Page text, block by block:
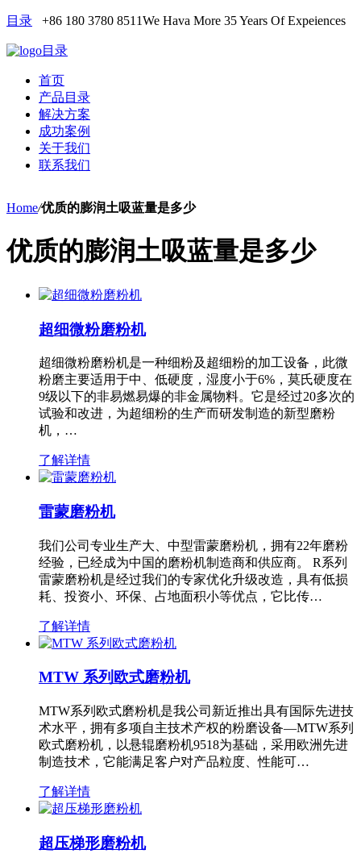
目录 +86 180 3780 8511We Hava More 35 Years Of Expeiences
目录
首页
产品目录
解决方案
成功案例
关于我们
联系我们
Home/优质的膨润土吸蓝量是多少
优质的膨润土吸蓝量是多少
超细微粉磨粉机
超细微粉磨粉机是一种细粉及超细粉的加工设备，此微
粉磨主要适用于中、低硬度，湿度小于6%，莫氏硬度在
9级以下的非易燃易爆的非金属物料。它是经过20多次的
试验和改进，为超细粉的生产而研发制造的新型磨粉
机，…
了解详情
雷蒙磨粉机
我们公司专业生产大、中型雷蒙磨粉机，拥有22年磨粉
经验，已经成为中国的磨粉机制造商和供应商。 R系列
雷蒙磨粉机是经过我们的专家优化升级改造，具有低损
耗、投资小、环保、占地面积小等优点，它比传…
了解详情
MTW 系列欧式磨粉机
MTW系列欧式磨粉机是我公司新近推出具有国际先进技
术水平，拥有多项自主技术产权的粉磨设备—MTW系列
欧式磨粉机，以悬辊磨粉机9518为基础，采用欧洲先进
制造技术，它能满足客户对产品粒度、性能可…
了解详情
超压梯形磨粉机